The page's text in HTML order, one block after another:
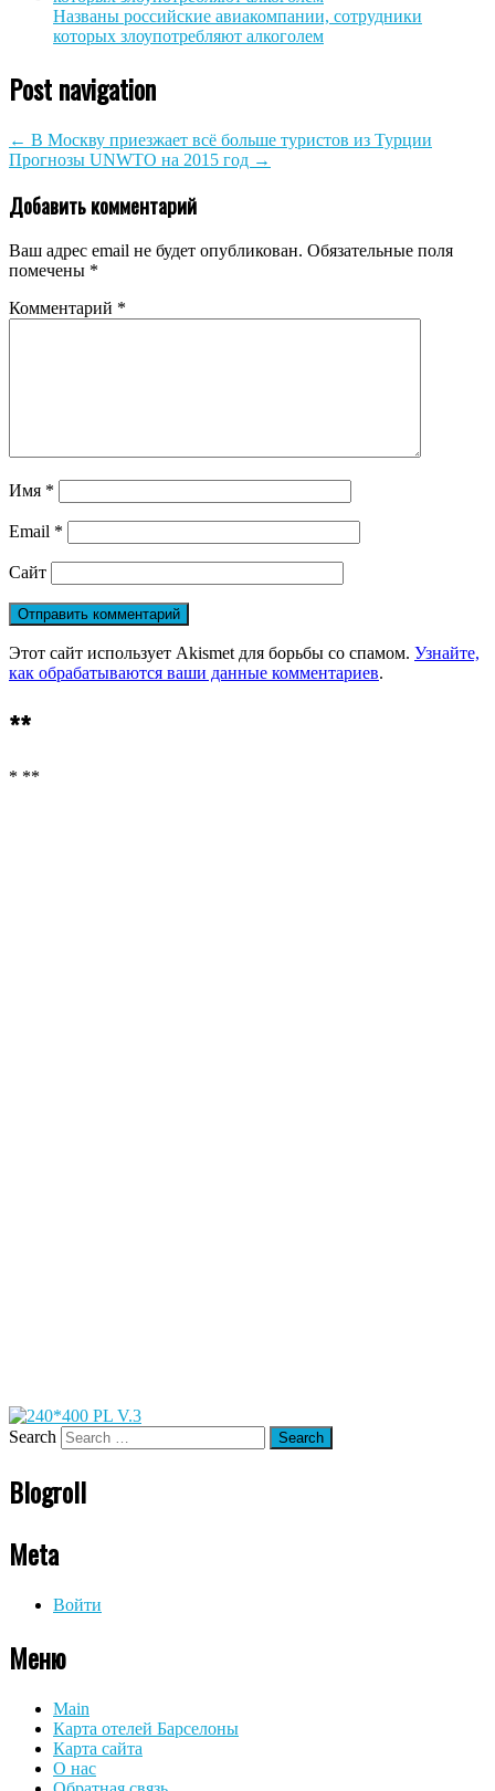
Названы российские авиакомпании, сотрудники
которых злоупотребляют алкоголем
Post navigation
← В Москву приезжает всё больше туристов из Турции
Прогнозы UNWTO на 2015 год →
Добавить комментарий
Ваш адрес email не будет опубликован. Обязательные поля
помечены *
Комментарий *
Имя *
Email *
Сайт
Этот сайт использует Akismet для борьбы со спамом. Узнайте,
как обрабатываются ваши данные комментариев.
**
* **
Search
Blogroll
Meta
Войти
Меню
Main
Карта отелей Барселоны
Карта сайта
О нас